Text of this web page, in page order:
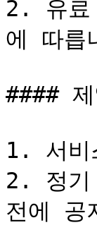
2. 유료
에 따릅
####
1. 서비
2. 정기
전에 공